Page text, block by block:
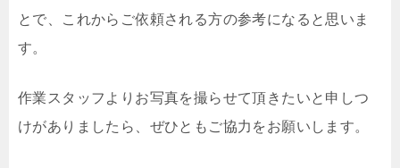
とで、これからご依頼される方の参考になると思いま
す。
作業スタッフよりお写真を撮らせて頂きたいと申しつ
けがありましたら、ぜひともご協力をお願いします。